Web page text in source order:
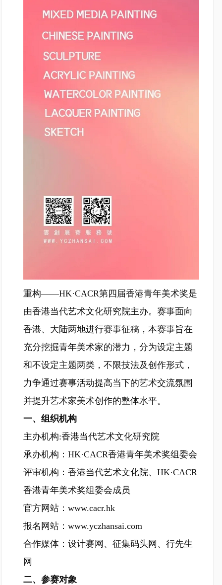
重构——HK·CACR第四届香港青年美术奖是
由香港当代艺术文化研究院主办。赛事面向
香港、大陆两地进行赛事征稿，本赛事旨在
充分挖掘青年美术家的潜力，分为设定主题
和不设定主题两类，不限技法及创作形式，
力争通过赛事活动提高当下的艺术交流氛围
并提升艺术家美术创作的整体水平。
一、组织机构
主办机构:香港当代艺术文化研究院
承办机构：HK·CACR香港青年美术奖组委会
评审机构：香港当代艺术文化院、HK·CACR
香港青年美术奖组委会成员
官方网站：www.cacr.hk
报名网站：www.yczhansai.com
合作媒体：设计赛网、征集码头网、行先生
网
二、参赛对象